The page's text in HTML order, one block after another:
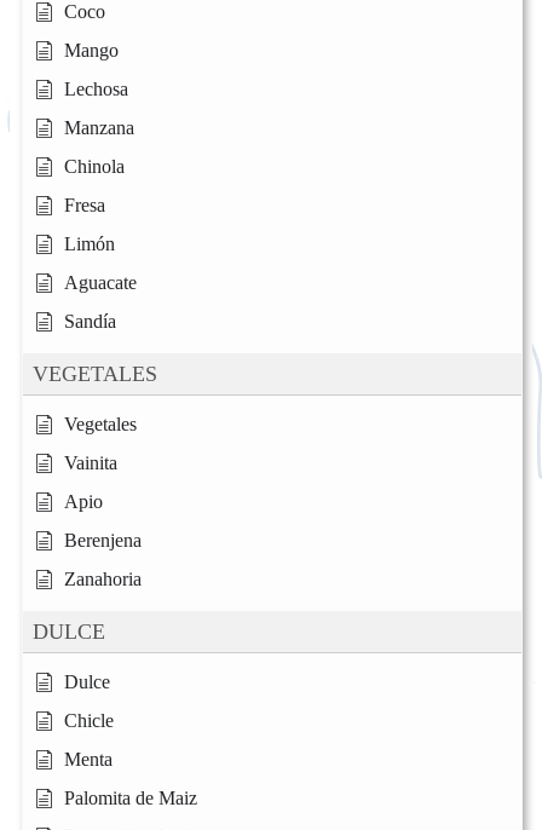
Coco
Mango
Lechosa
Manzana
Chinola
Fresa
Limón
Aguacate
Sandía
VEGETALES
Vegetales
Vainita
Apio
Berenjena
Zanahoria
DULCE
Dulce
Chicle
Menta
Palomita de Maiz